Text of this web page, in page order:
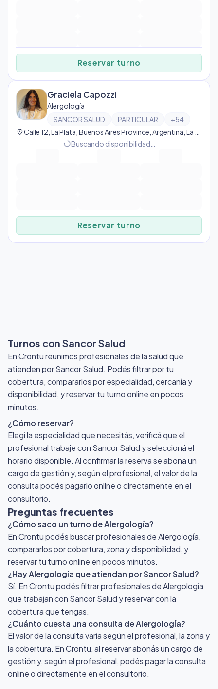
Reservar turno
Graciela Capozzi
Alergología
SANCOR SALUD
PARTICULAR +54
location_on
progress_activityBuscando disponibilidad…
Reservar turno
Turnos con Sancor Salud
En Crontu reunimos profesionales de la salud que
atienden por Sancor Salud. Podés filtrar por tu
cobertura, compararlos por especialidad, cercanía y
disponibilidad, y reservar tu turno online en pocos
minutos.
¿Cómo reservar?
Elegí la especialidad que necesitás, verificá que el
profesional trabaje con Sancor Salud y seleccioná el
horario disponible. Al confirmar la reserva se abona un
cargo de gestión y, según el profesional, el valor de la
consulta podés pagarlo online o directamente en el
consultorio.
Preguntas frecuentes
¿Cómo saco un turno de Alergología?
En Crontu podés buscar profesionales de Alergología,
compararlos por cobertura, zona y disponibilidad, y
reservar tu turno online en pocos minutos.
¿Hay Alergología que atiendan por Sancor Salud?
Sí. En Crontu podés filtrar profesionales de Alergología
que trabajan con Sancor Salud y reservar con la
cobertura que tengas.
¿Cuánto cuesta una consulta de Alergología?
El valor de la consulta varía según el profesional, la zona y
la cobertura. En Crontu, al reservar abonás un cargo de
gestión y, según el profesional, podés pagar la consulta
online o directamente en el consultorio.